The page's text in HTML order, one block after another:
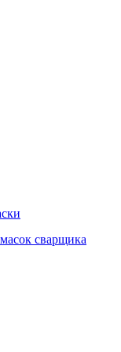
сварщика